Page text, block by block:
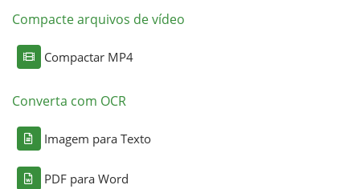
Compacte arquivos de vídeo
Compactar MP4
Converta com OCR
Imagem para Texto
PDF para Word